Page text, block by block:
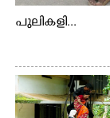
പുലികളി...